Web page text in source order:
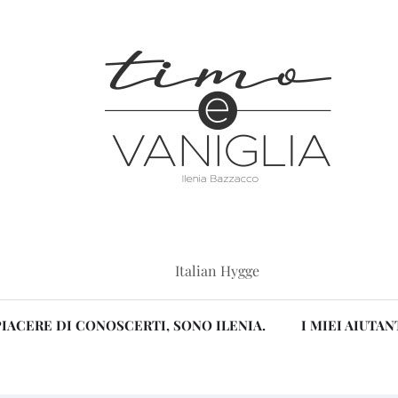
Italian Hygge
DI CONOSCERTI, SONO ILENIA. I MIEI